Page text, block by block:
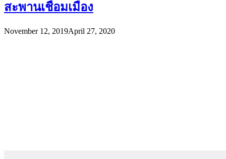
สะพานเชื่อมเมือง
November 12, 2019April 27, 2020